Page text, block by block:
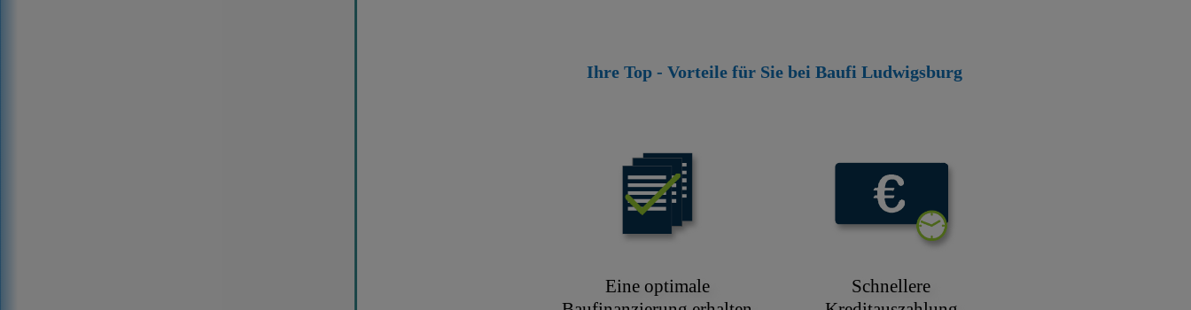
Ihre Top - Vorteile für Sie bei Baufi Ludwigsburg
Eine optimale
Schnellere